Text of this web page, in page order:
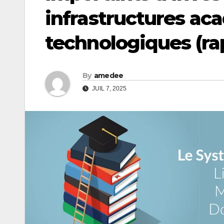
infrastructures
technologiques
By amedee
JUIL 7, 2025